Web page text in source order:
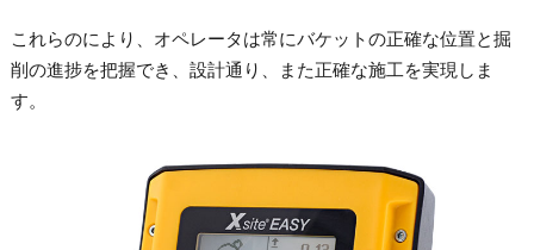
これらのにより、オペレータは常にバケットの正確な位置と掘
削の進捗を把握でき、設計通り、また正確な施工を実現しま
す。